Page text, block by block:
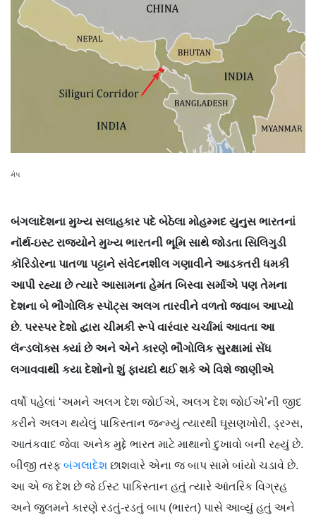
મેપ
બંગલાદેશના મુખ્ય સલાહકાર પદે બેઠેલા મોહમ્મદ યુનુસ ભારતનાં
નૉર્થ-ઇસ્ટ રાજ્યોને મુખ્ય ભારતની ભૂમિ સાથે જોડતા સિલિગુડી
કૉરિડોરના પાતળા પટ્ટાને સંવેદનશીલ ગણાવીને આડકતરી ધમકી
આપી રહ્યા છે ત્યારે આસામના હેમંત બિસ્વા સર્માએ પણ તેમના
દેશના બે ભૌગોલિક સ્પૉટ્સ અલગ તારવીને વળતો જવાબ આપ્યો
છે. પરસ્પર દેશો દ્વારા ચીમકી રૂપે વારંવાર ચર્ચામાં આવતા આ
લૅન્ડલૉક્સ ક્યાં છે અને એને કારણે ભૌગોલિક સુરક્ષામાં સેંધ
લગાવવાથી કયા દેશોનો શું ફાયદો થઈ શકે એ વિશે જાણીએ
વર્ષો પહેલાં ‘અમને અલગ દેશ જોઈએ, અલગ દેશ જોઈએ’ની જીદ
કરીને અલગ થયેલું પાકિસ્તાન જન્મ્યું ત્યારથી ઘૂસણખોરી, ડ્રગ્સ,
આતંકવાદ જેવા અનેક મુદ્દે ભારત માટે માથાનો દુખાવો બની રહ્યું છે.
બીજી તરફ બંગલાદેશ છાશવારે એના જ બાપ સામે બાંયો ચડાવે છે.
આ એ જ દેશ છે જે ઈસ્ટ પાકિસ્તાન હતું ત્યારે આંતરિક વિગ્રહ
અને જુલમને કારણે રડતું-રડતું બાપ (ભારત) પાસે આવ્યું હતું અને